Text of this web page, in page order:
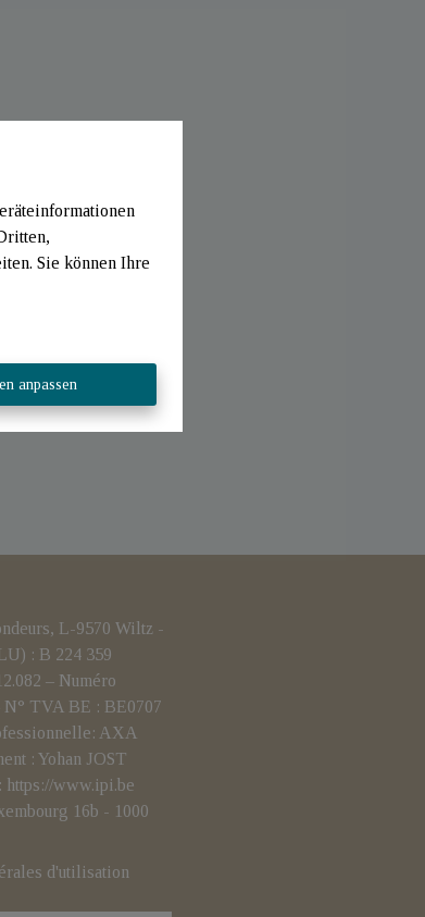
Sie können Ihre
anpassen
L-9570 Wiltz -
: B 224 359
– Numéro
N° TVA BE : BE0707
AXA
: Yohan JOST
https://www.ipi.be
16b - 1000
d'utilisation